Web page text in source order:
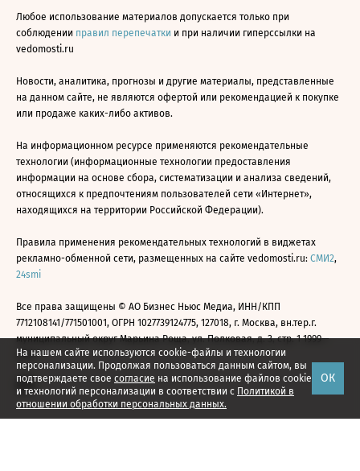
На нашем сайте используются cookie-файлы и технологии
персонализации. Продолжая пользоваться данным сайтом, вы
подтверждаете свое согласие на использование файлов cookie
и технологий персонализации в соответствии с Политикой в
отношении обработки персональных данных.
ОК
Любое использование материалов допускается только при
соблюдении правил перепечатки и при наличии гиперссылки на
vedomosti.ru
Новости, аналитика, прогнозы и другие материалы, представленные
на данном сайте, не являются офертой или рекомендацией к покупке
или продаже каких-либо активов.
На информационном ресурсе применяются рекомендательные
технологии (информационные технологии предоставления
информации на основе сбора, систематизации и анализа сведений,
относящихся к предпочтениям пользователей сети «Интернет»,
находящихся на территории Российской Федерации).
Правила применения рекомендательных технологий в виджетах
рекламно-обменной сети, размещенных на сайте vedomosti.ru: СМИ2,
24smi
Все права защищены © АО Бизнес Ньюс Медиа, ИНН/КПП
7712108141/771501001, ОГРН 1027739124775, 127018, г. Москва, вн.тер.г.
муниципальный округ Марьина Роща, ул. Полковая, д. 3, стр. 1 1999—
2026